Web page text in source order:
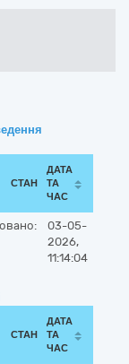
СТАН
ДАТА
ТА
ЧАС
03-05-
2026,
11:14:04
СТАН
ДАТА
ТА
ЧАС